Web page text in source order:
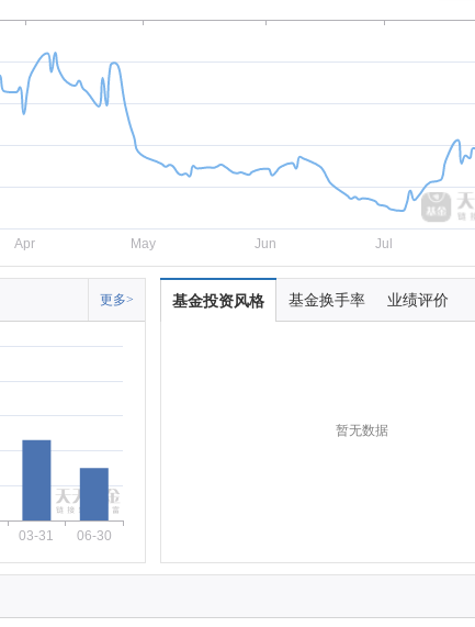
Apr May Jun Jul
更多>
03-31 06-30
基金投资风格 基金换手率 业绩评价
暂无数据